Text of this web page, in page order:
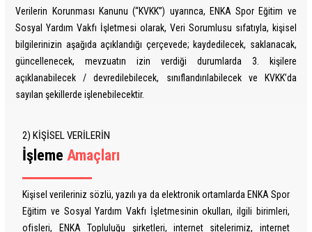
Verilerin Korunması Kanunu (“KVKK”) uyarınca, ENKA Spor Eğitim ve
Sosyal Yardım Vakfı İşletmesi olarak, Veri Sorumlusu sıfatıyla, kişisel
bilgilerinizin aşağıda açıklandığı çerçevede; kaydedilecek, saklanacak,
güncellenecek, mevzuatın izin verdiği durumlarda 3. kişilere
açıklanabilecek / devredilebilecek, sınıflandırılabilecek ve KVKK’da
sayılan şekillerde işlenebilecektir.
2) KİŞİSEL VERİLERİN
İşlemeAmaçları
Kişisel verileriniz sözlü, yazılı ya da elektronik ortamlarda ENKA Spor
Eğitim ve Sosyal Yardım Vakfı İşletmesinin okulları, ilgili birimleri,
ofisleri, ENKA Topluluğu şirketleri, internet sitelerimiz, internet